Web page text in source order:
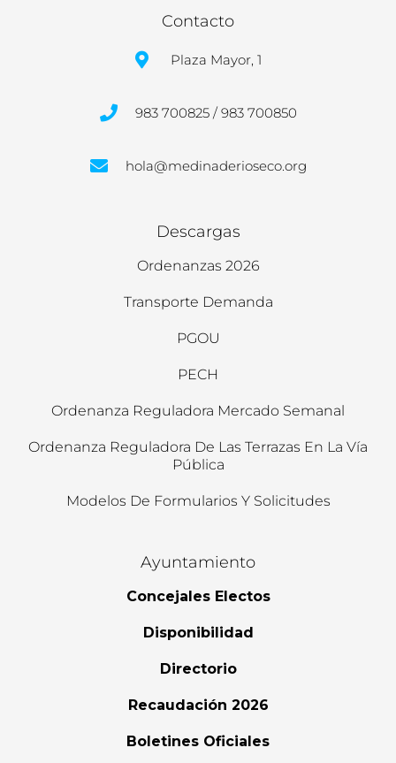
Contacto
Plaza Mayor, 1
983 700825 / 983 700850
hola@medinaderioseco.org
Descargas
Ordenanzas 2026
Transporte Demanda
PGOU
PECH
Ordenanza Reguladora Mercado Semanal
Ordenanza Reguladora De Las Terrazas En La Vía
Pública
Modelos De Formularios Y Solicitudes
Ayuntamiento
Concejales Electos
Disponibilidad
Directorio
Recaudación 2026
Boletines Oficiales